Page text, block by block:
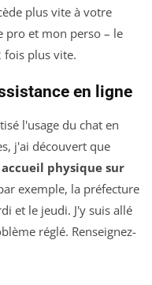
plus vite à votre
pro et mon perso – le
fois plus vite.
en ligne
l'usage du chat en
j'ai découvert que
accueil physique sur
exemple, la préfecture
et le jeudi. J'y suis allé
réglé. Renseignez-